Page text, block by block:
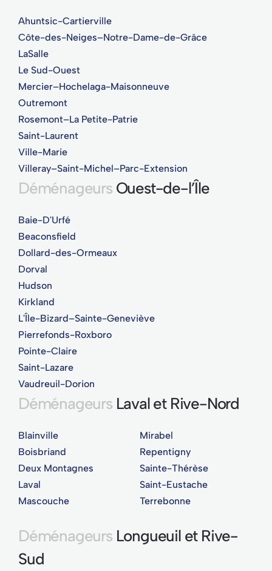
Ahuntsic-Cartierville
Côte-des-Neiges–Notre-Dame-de-Grâce
LaSalle
Le Sud-Ouest
Mercier–Hochelaga-Maisonneuve
Outremont
Rosemont–La Petite-Patrie
Saint-Laurent
Ville-Marie
Villeray–Saint-Michel–Parc-Extension
DéménageursOuest-de-l’Île
Baie-D'Urfé
Beaconsfield
Dollard-des-Ormeaux
Dorval
Hudson
Kirkland
L'Île-Bizard–Sainte-Geneviève
Pierrefonds-Roxboro
Pointe-Claire
Saint-Lazare
Vaudreuil-Dorion
DéménageursLaval et Rive-Nord
Blainville
Boisbriand
Deux Montagnes
Laval
Mascouche
Mirabel
Repentigny
Sainte-Thérèse
Saint-Eustache
Terrebonne
DéménageursLongueuil et Rive-
Sud